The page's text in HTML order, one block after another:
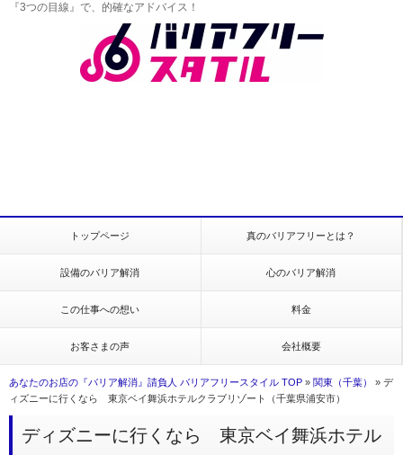
『3つの目線』で、的確なアドバイス！
トップページ 真のバリアフリーとは？
設備のバリア解消 心のバリア解消
この仕事への想い 料金
お客さまの声 会社概要
あなたのお店の『バリア解消』請負人 バリアフリースタイル TOP » 関東（千葉） » デ
ィズニーに行くなら 東京ベイ舞浜ホテルクラブリゾート（千葉県浦安市）
ディズニーに行くなら 東京ベイ舞浜ホテル